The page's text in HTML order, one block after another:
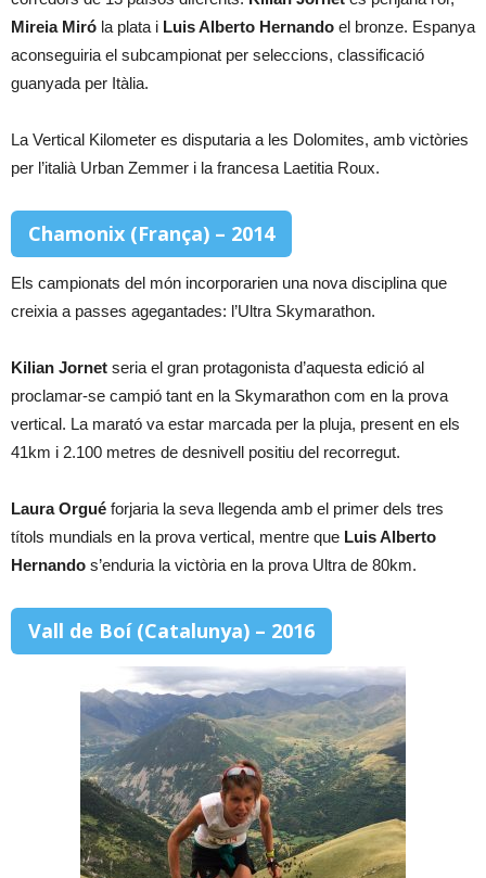
Mireia Miró la plata i Luis Alberto Hernando el bronze. Espanya
aconseguiria el subcampionat per seleccions, classificació
guanyada per Itàlia.
La Vertical Kilometer es disputaria a les Dolomites, amb victòries
per l’italià Urban Zemmer i la francesa Laetitia Roux.
Chamonix (França) – 2014
Els campionats del món incorporarien una nova disciplina que
creixia a passes agegantades: l’Ultra Skymarathon.
Kilian Jornet seria el gran protagonista d’aquesta edició al
proclamar-se campió tant en la Skymarathon com en la prova
vertical. La marató va estar marcada per la pluja, present en els
41km i 2.100 metres de desnivell positiu del recorregut.
Laura Orgué forjaria la seva llegenda amb el primer dels tres
títols mundials en la prova vertical, mentre que Luis Alberto
Hernando s’enduria la victòria en la prova Ultra de 80km.
Vall de Boí (Catalunya) – 2016